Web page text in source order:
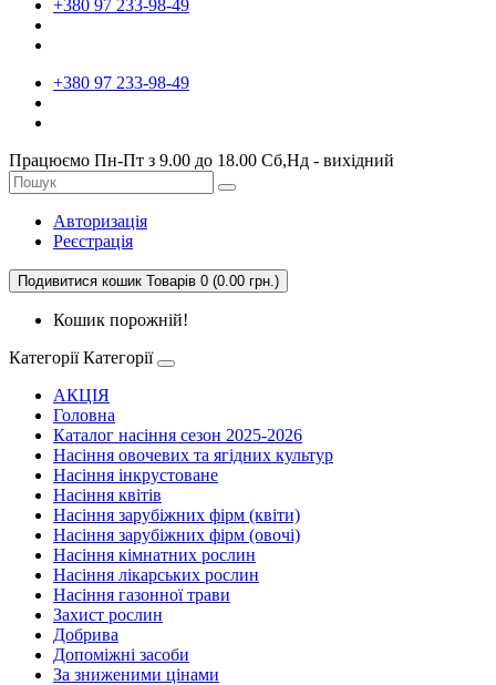
+380 97 233-98-49
+380 97 233-98-49
Працюємо Пн-Пт з 9.00 до 18.00 Сб,Нд - вихідний
Авторизація
Реєстрація
Подивитися кошик Товарів 0 (0.00 грн.)
Кошик порожній!
Категорії Категорії
АКЦІЯ
Головна
Каталог насіння сезон 2025-2026
Насіння овочевих та ягідних культур
Насіння інкрустоване
Насіння квітів
Насіння зарубіжних фірм (квіти)
Насіння зарубіжних фірм (овочі)
Насіння кімнатних рослин
Насіння лікарських рослин
Насіння газонної трави
Захист рослин
Добрива
Допоміжні засоби
За зниженими цінами